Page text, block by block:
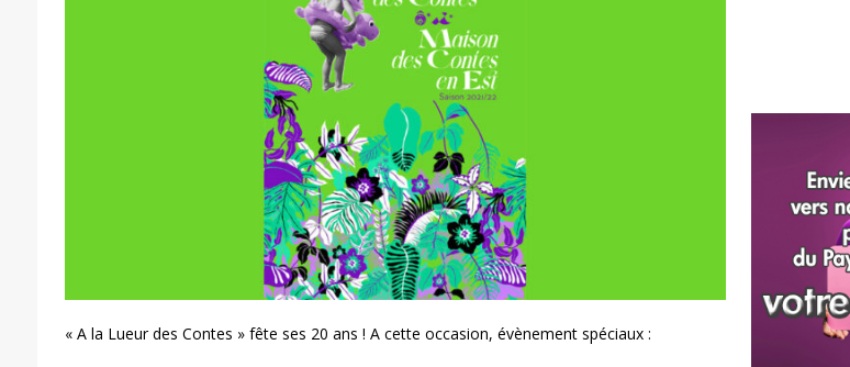
« A la Lueur des Contes » fête ses 20 ans ! A cette occasion, évènement spéciaux :